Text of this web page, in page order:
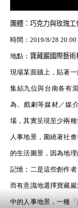
團體： 巧克力與玫瑰工
時間： 2019/8/28 20:00
地點： 寶藏巖國際藝術
現場某面牆上，貼著
集結九位與台南各有
為、戲劇等媒材／媒
場，其實呈現至少兩
人事地景，圍繞著社
的生活圖景，因為地
記憶；二是這些創作
而有意識地選擇寶藏
中的人事地景，一種